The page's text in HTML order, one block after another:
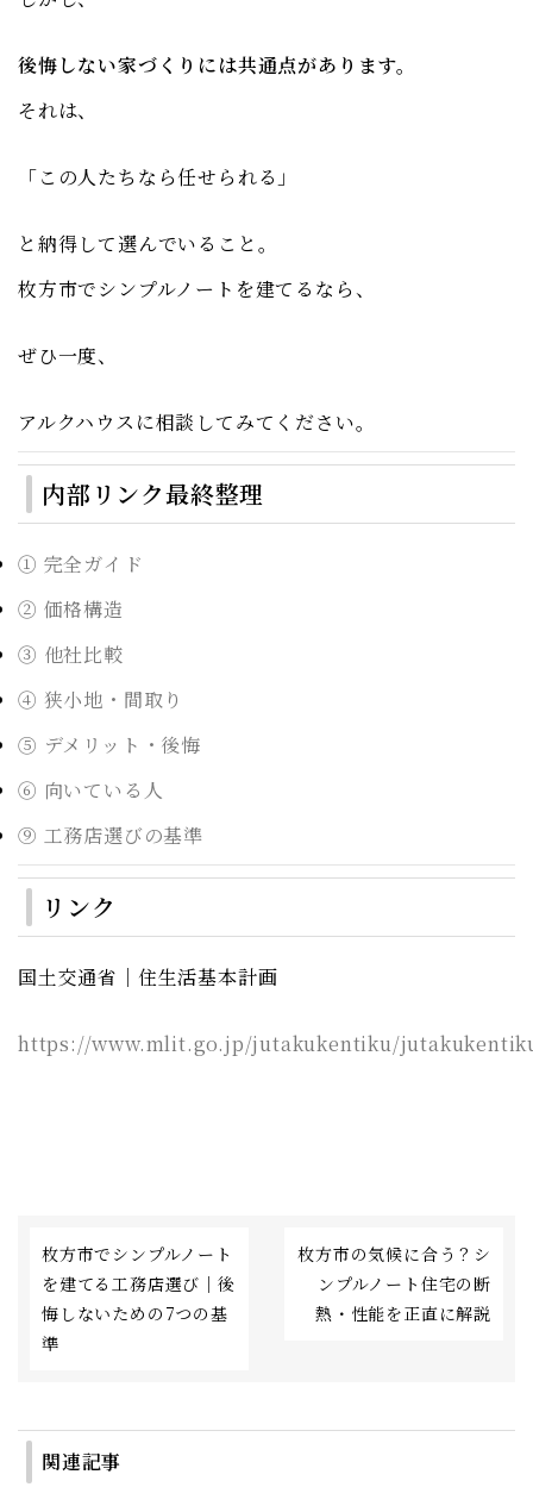
後悔しない家づくりには共通点があります。
それは、
「この人たちなら任せられる」
と納得して選んでいること。
枚方市でシンプルノートを建てるなら、
ぜひ一度、
アルクハウスに相談してみてください。
内部リンク最終整理
① 完全ガイド
② 価格構造
③ 他社比較
④ 狭小地・間取り
⑤ デメリット・後悔
⑥ 向いている人
⑨ 工務店選びの基準
リンク
国土交通省｜住生活基本計画
https://www.mlit.go.jp/jutakukentiku/
枚方市でシンプルノート
を建てる工務店選び｜後
悔しないための7つの基
準
枚方市の気候に合う？シ
ンプルノート住宅の断
熱・性能を正直に解説
関連記事